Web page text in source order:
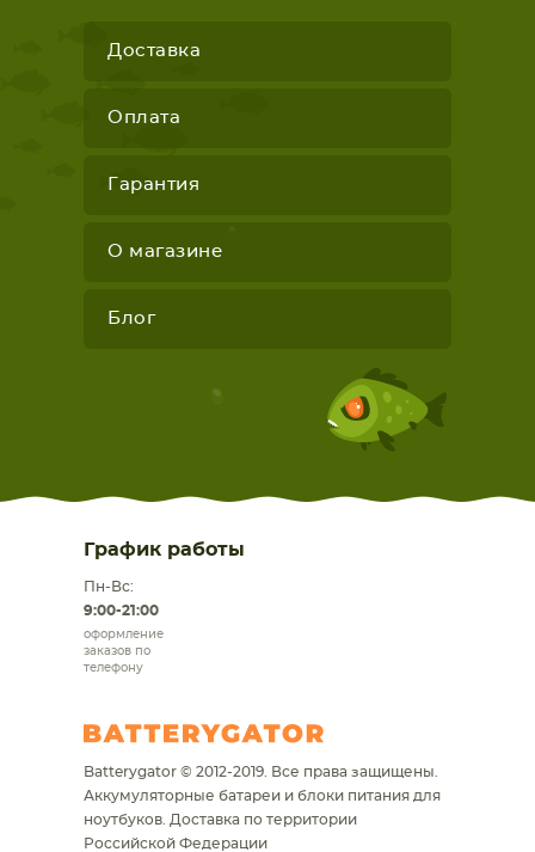
Доставка
Оплата
Гарантия
О магазине
Блог
График работы
Пн-Вс:
9:00-21:00
оформление
заказов по
телефону
Batterygator © 2012-2019. Все права защищены.
Аккумуляторные батареи и блоки питания для
ноутбуков. Доставка по территории
Российской Федерации